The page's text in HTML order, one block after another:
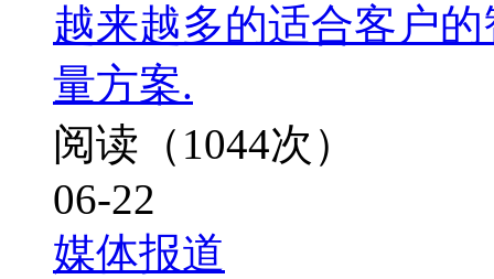
越来越多的适合客户
量方案.
阅读（1044次）
06-22
媒体报道